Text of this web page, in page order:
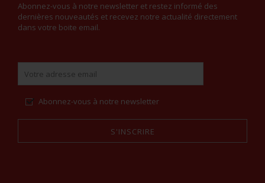
Abonnez-vous à notre newsletter et restez informé des
dernières nouveautés et recevez notre actualité directement
dans votre boite email.
Abonnez-vous à notre newsletter
S'INSCRIRE